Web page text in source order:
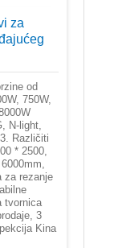
za
od
750W,
N-light,
Različiti
* 2500,
za rezanje
tvornica
3
Kina